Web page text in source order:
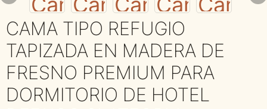
CAMA TIPO REFUGIO
TAPIZADA EN MADERA DE
FRESNO PREMIUM PARA
DORMITORIO DE HOTEL